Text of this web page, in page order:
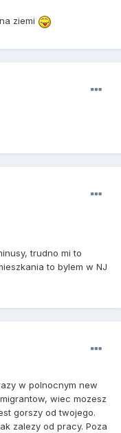
ziemi
trudno mi to
to bylem w NJ
w polnocnym new
wiec mozesz
gorszy od twojego.
zalezy od pracy. Poza